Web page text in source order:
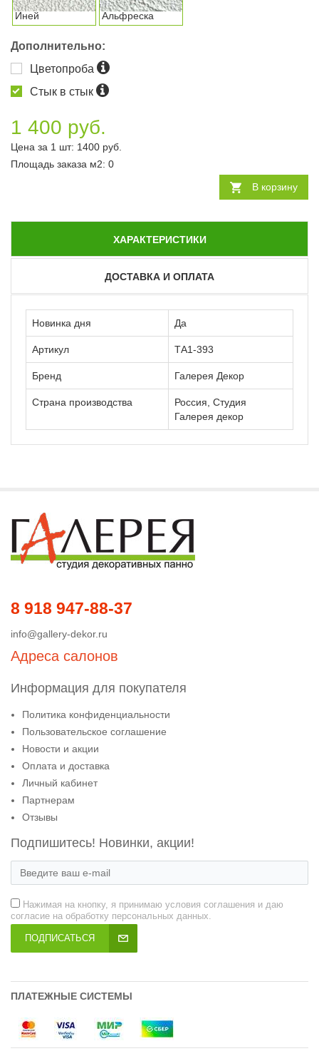
Иней Альфреска
Дополнительно:
Цветопроба
Стык в стык
1 400 руб.
Цена за 1 шт: 1400 руб.
Площадь заказа м2: 0
В корзину
ХАРАКТЕРИСТИКИ
ДОСТАВКА И ОПЛАТА
Новинка дня Да
Артикул ТА1-393
Бренд Галерея Декор
Страна производства
Россия, Студия
Галерея декор
8 918 947-88-37
info@gallery-dekor.ru
Адреса салонов
Информация для покупателя
Политика конфиденциальности
Пользовательское соглашение
Новости и акции
Оплата и доставка
Личный кабинет
Партнерам
Отзывы
Подпишитесь! Новинки, акции!
Нажимая на кнопку, я принимаю условия соглашения и даю
согласие на обработку персональных данных.
ПОДПИСАТЬСЯ
ПЛАТЕЖНЫЕ СИСТЕМЫ